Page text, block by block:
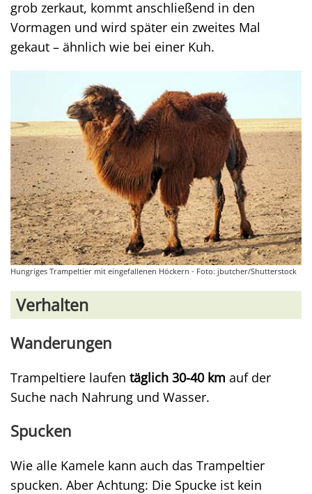
grob zerkaut, kommt anschließend in den
Vormagen und wird später ein zweites Mal
gekaut – ähnlich wie bei einer Kuh.
Hungriges Trampeltier mit eingefallenen Höckern - Foto: jbutcher/Shutterstock
Verhalten
Wanderungen
Trampeltiere laufen täglich 30-40 km auf der
Suche nach Nahrung und Wasser.
Spucken
Wie alle Kamele kann auch das Trampeltier
spucken. Aber Achtung: Die Spucke ist kein